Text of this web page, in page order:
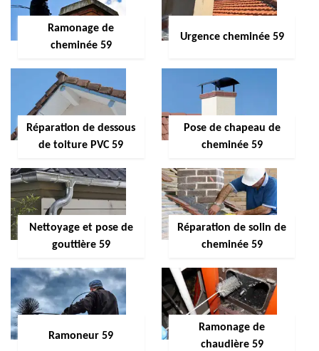
Ramonage de
cheminée 59
Urgence cheminée 59
Réparation de dessous
de toiture PVC 59
Pose de chapeau de
cheminée 59
Nettoyage et pose de
gouttière 59
Réparation de solin de
cheminée 59
Ramoneur 59
Ramonage de
chaudière 59